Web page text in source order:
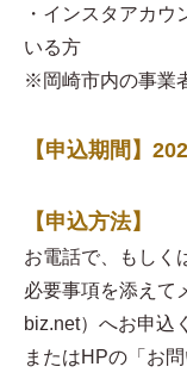
・インスタアカ
いる方
※岡崎市内の事業
【申込期間】
【申込方法】
お電話で、もしく
必要事項を添えて
biz.net）へお申込
またはHPの「お